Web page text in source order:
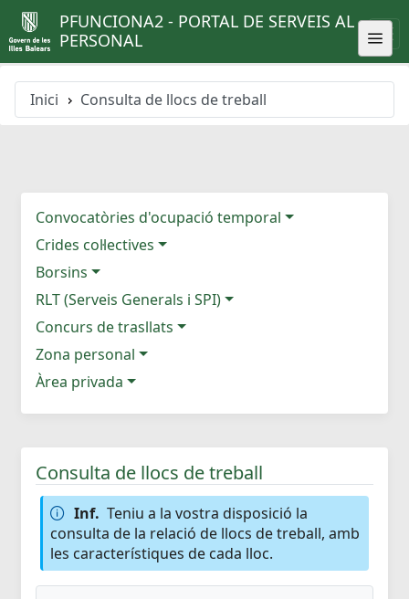
PFUNCIONA2 - PORTAL DE SERVEIS AL
PERSONAL
Inici Consulta de llocs de treball
Convocatòries d'ocupació temporal
Crides col·lectives
Borsins
RLT (Serveis Generals i SPI)
Concurs de trasllats
Zona personal
Àrea privada
Consulta de llocs de treball
Inf. Teniu a la vostra disposició la
consulta de la relació de llocs de treball, amb
les característiques de cada lloc.